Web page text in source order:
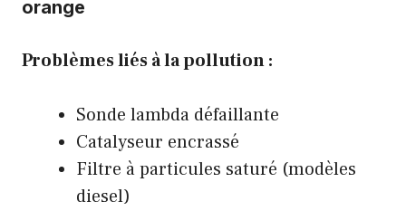
orange
Problèmes liés à la pollution :
Sonde lambda défaillante
Catalyseur encrassé
Filtre à particules saturé (modèles
diesel)